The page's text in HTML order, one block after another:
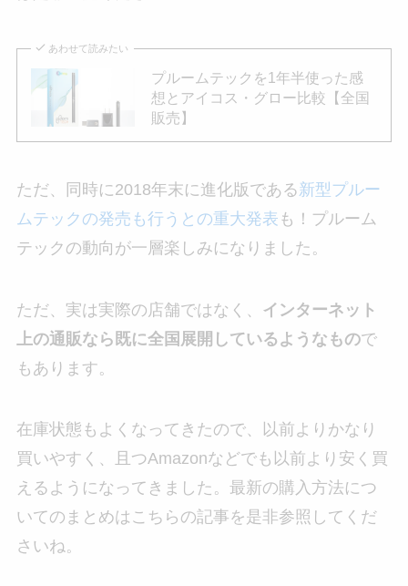
あわせて読みたい
プルームテックを1年半使った感
想とアイコス・グロー比較【全国
販売】
ただ、同時に2018年末に進化版である新型プルー
ムテックの発売も行うとの重大発表 も！プルーム
テックの動向が一層楽しみになりました。
ただ、実は実際の店舗ではなく、 インターネット
上の通販なら既に全国展開しているようなもので
もあります。
在庫状態もよくなってきたので、以前よりかなり
買いやすく、且つAmazonなどでも以前より安く買
えるようになってきました。最新の購入方法につ
いてのまとめはこちらの記事を是非参照してくだ
さいね。